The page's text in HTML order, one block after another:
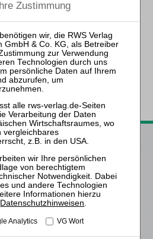
Beitrag kostenpflichtig mit
MwSt. kaufen
für Immobilienrecht
als kostenfreies Probe-Abo
kostenfreie ZfIR-
Abo bestellen
Datenschutzhinweisen
Analytics VG Wort